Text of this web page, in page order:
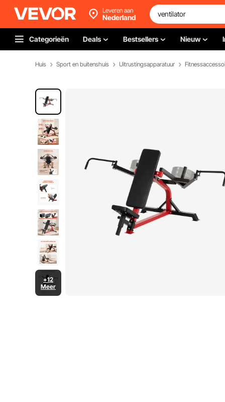
Leveren aan
Nederland
Categorieën Deals Bestsellers Nieuw
Huis Sport en buitenshuis Uitrustingsapparatuur
+12
Meer